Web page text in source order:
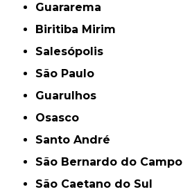
Guararema
Biritiba Mirim
Salesópolis
São Paulo
Guarulhos
Osasco
Santo André
São Bernardo do Campo
São Caetano do Sul